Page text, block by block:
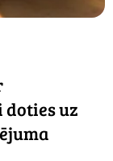
doties uz